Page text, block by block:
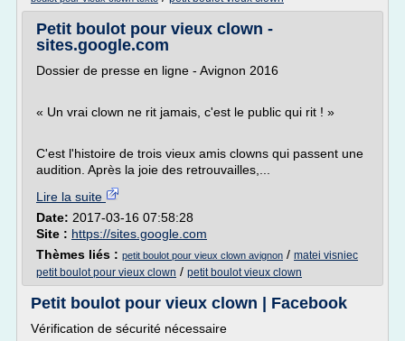
Petit boulot pour vieux clown -
sites.google.com
Dossier de presse en ligne - Avignon 2016
« Un vrai clown ne rit jamais, c'est le public qui rit ! »
C'est l'histoire de trois vieux amis clowns qui passent une
audition. Après la joie des retrouvailles,...
Lire la suite
Date: 2017-03-16 07:58:28
Site : https://sites.google.com
Thèmes liés : petit boulot pour vieux clown avignon / matei visniec
petit boulot pour vieux clown / petit boulot vieux clown
Petit boulot pour vieux clown | Facebook
Vérification de sécurité nécessaire